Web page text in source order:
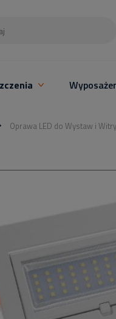
Oprawa LED do Wystaw i